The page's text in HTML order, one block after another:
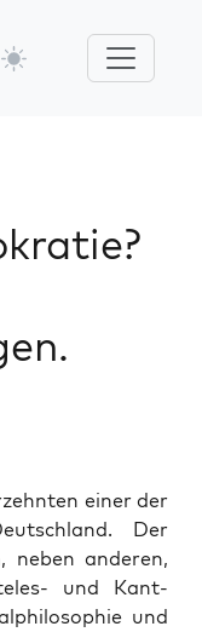
einer der
Der
neben anderen,
und Kant-
und